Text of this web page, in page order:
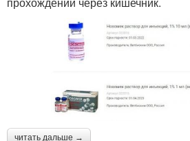
читать дальше →